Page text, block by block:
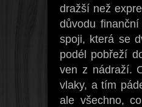
dražší než
důvodu
spoji, která se
podél pobřeží
ven z nádraží.
vlaky, a tím
ale všechno,